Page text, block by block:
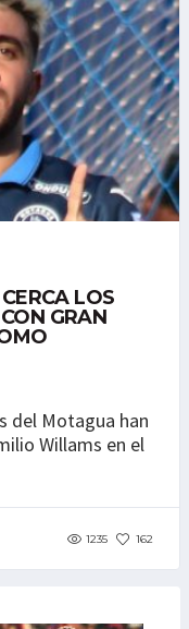
LOS
GRAN
del Motagua han
Willams en el
1235 162